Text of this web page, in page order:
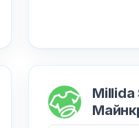
AI аудио и голос
Telegram StarsMillida